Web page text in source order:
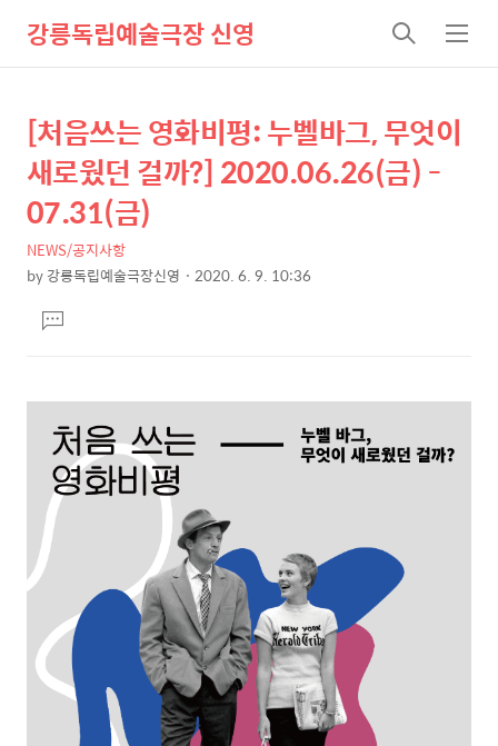
강릉독립예술극장 신영
검
색
메
뉴
상
세
컨
텐
츠
본
문
제
목
[처음쓰는 영화비평: 누벨바그, 무엇이
새로웠던 걸까?] 2020.06.26(금) -
07.31(금)
NEWS/공지사항
by강릉독립예술극장신영 2020. 6. 9. 10:36
문댓
글